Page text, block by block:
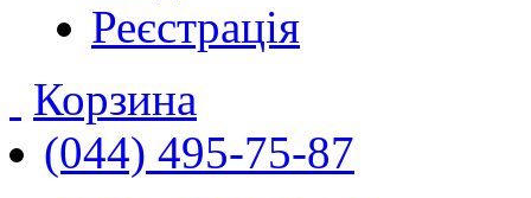
Реєстрація
Корзина
(044) 495-75-87